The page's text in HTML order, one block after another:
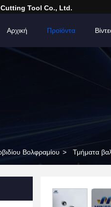
Tool Co., Ltd.
Αρχική Προϊόντα
Βολφραμίου > Τμήματα